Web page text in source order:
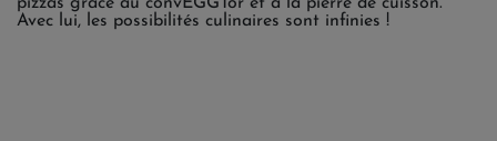
pizzas grâce au convEGGTor et à la pierre de cuisson.
Avec lui, les possibilités culinaires sont infinies !